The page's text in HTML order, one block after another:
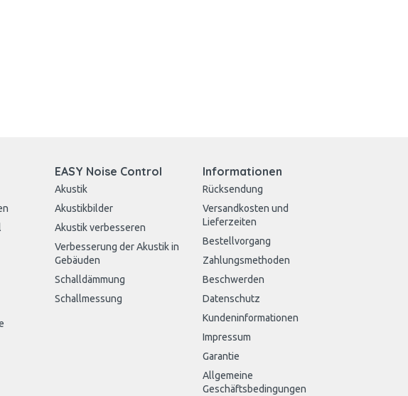
EASY Noise Control
Akustik
Akustikbilder
Akustik verbesseren
Verbesserung der Akustik in
Gebäuden
Schalldämmung
Schallmessung
Informationen
Rücksendung
Versandkosten und
Lieferzeiten
Bestellvorgang
Zahlungsmethoden
Beschwerden
Datenschutz
Kundeninformationen
Impressum
Garantie
Allgemeine
Geschäftsbedingungen